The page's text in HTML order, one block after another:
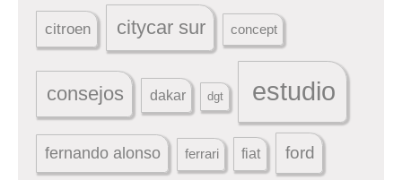
citroen citycar sur concept
consejos dakar dgt estudio
fernando alonso ferrari fiat ford